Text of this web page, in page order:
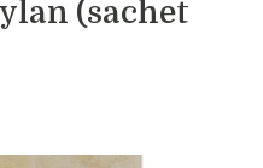
(sachet